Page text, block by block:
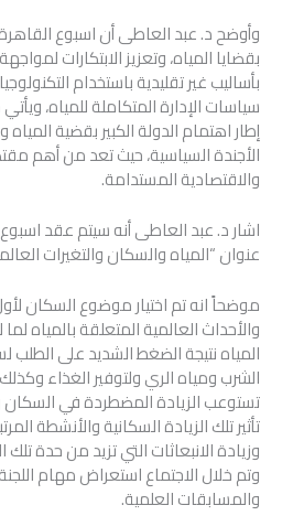
وأوضح د. عبد العاطى أن اسبوع
بقضايا المياه، وتعزيز الابتكارات
بأساليب غير تقليدية باستخدام
سياسات الإدارة المتكاملة للمياه،
إطار اهتمام الدولة الكبير بقضية
الأجندة السياسية، حيث تعد من أهم
والاقتصادية المستدامة.
اشار د. عبد العاطى أنه سيتم عقد اسبوع
عنوان “المياه والسكان والتغيرات
موضحاً انه تم اختيار موضوع السكان
والأحداث العالمية المتعلقة بالمياه
المياه نتيجة الضغط الشديد على
الشرب ومياه الري ولتوفير الغذاء
تستوعب الزيادة المضطردة في
تأثير تلك الزيادة السكانية والأنشطة
وزيادة الانبعاثات التي تزيد من حدة تلك
وتم خلال الاجتماع استعراض مهام
والمسابقات العلمية.